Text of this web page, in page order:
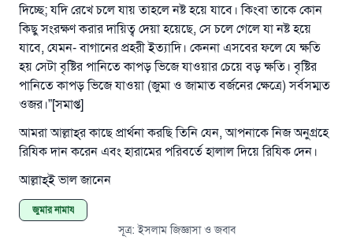
দিচ্ছে; যদি রেখে চলে যায় তাহলে নষ্ট হয়ে যাবে। কিংবা তাকে কোন
কিছু সংরক্ষণ করার দায়িত্ব দেয়া হয়েছে, সে চলে গেলে যা নষ্ট হয়ে
যাবে, যেমন- বাগানের প্রহরী ইত্যাদি। কেননা এসবের ফলে যে ক্ষতি
হয় সেটা বৃষ্টির পানিতে কাপড় ভিজে যাওয়ার চেয়ে বড় ক্ষতি। বৃষ্টির
পানিতে কাপড় ভিজে যাওয়া (জুমা ও জামাত বর্জনের ক্ষেত্রে) সর্বসম্মত
ওজর।”[সমাপ্ত]
আমরা আল্লাহ্‌র কাছে প্রার্থনা করছি তিনি যেন, আপনাকে নিজ অনুগ্রহে
রিযিক দান করেন এবং হারামের পরিবর্তে হালাল দিয়ে রিযিক দেন।
আল্লাহ্‌ই ভাল জানেন
জুমার নামায
সূত্র:ইসলাম জিজ্ঞাসা ও জবাব